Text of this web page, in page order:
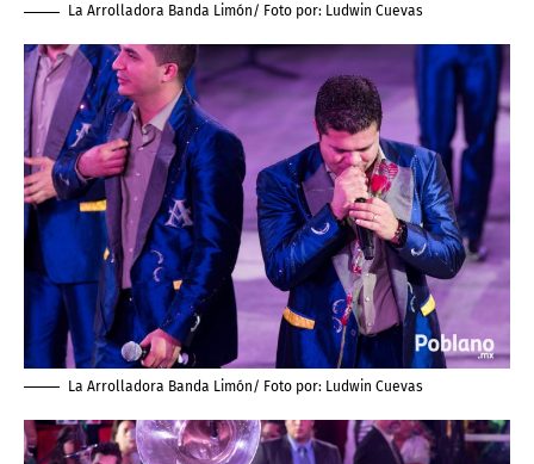
La Arrolladora Banda Limón/ Foto por: Ludwin Cuevas
La Arrolladora Banda Limón/ Foto por: Ludwin Cuevas